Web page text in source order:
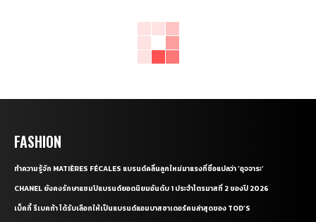
FASHION
ทำความรู้จัก MATIÈRES FÉCALES แบรนด์คลื่นลูกใหม่มาแรงที่ชื่อแปลว่า ‘อุจจาระ’
CHANEL ยังคงรักษาแชมป์แบรนด์ยอดนิยมอันดับ 1 ประจำไตรมาสที่ 2 ของปี 2026
เบ็คกี้ รีเบคก้า ได้รับเลือกให้เป็นแบรนด์แอมบาสซาเดอร์คนล่าสุดของ TOD’S